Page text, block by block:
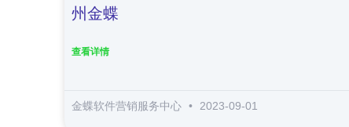
州金蝶
查看详情
金蝶软件营销服务中心 2023-09-01